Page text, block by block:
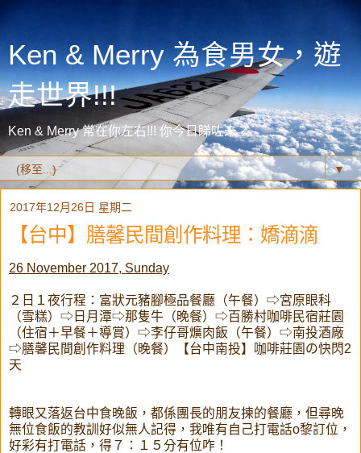
Ken & Merry 為食男女，遊
走世界!!!
Ken & Merry 常在你左右!!! 你今日睇咗未？
▼
2017年12月26日 星期二
【台中】膳馨民間創作料理：嬌滴滴
26 November 2017, Sunday
２日１夜行程：富狀元豬腳極品餐廳（午餐）⇨宮原眼科
（雪糕）⇨日月潭⇨那隻牛（晚餐）⇨百勝村咖啡民宿莊園
（住宿＋早餐＋導賞）⇨李仔哥爌肉飯（午餐）⇨南投酒廠
⇨膳馨民間創作料理（晚餐）【台中南投】咖啡莊園の快閃2
天
轉眼又落返台中食晚飯，都係團長的朋友揀的餐廳，但尋晚
無位食飯的教訓好似無人記得，我唯有自己打電話o黎訂位，
好彩有打電話，得７：１５分有位咋！